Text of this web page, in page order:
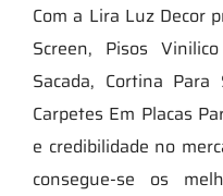
Com a Lira Luz Decor
Screen, Pisos
Sacada, Cortina
Carpetes Em Placas
e credibilidade no
consegue-se os